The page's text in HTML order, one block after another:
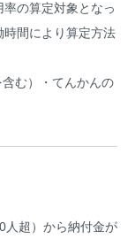
の算定対象となっ
間により算定方法
む）・てんかんの
人超）から納付金が